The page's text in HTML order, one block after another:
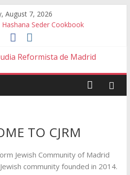
August 7, 2026
Hashana Seder Cookbook
TO CJRM
Jewish Community of Madrid
community founded in 2014.